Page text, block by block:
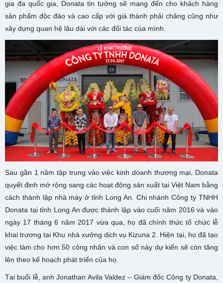
gia đa quốc gia, Donata tin tưởng sẽ mang đến cho khách hàng
sản phẩm độc đáo và cao cấp với giá thành phải chăng cũng như
xây dựng quan hệ lâu dài với các đối tác của mình.
Sau gần 1 năm tập trung vào việc kinh doanh thương mại, Donata
quyết định mở rộng sang các hoạt động sản xuất tại Việt Nam bằng
cách thành lập nhà máy ở tỉnh Long An. Chi nhánh Công ty TNHH
Donata tại tỉnh Long An được thành lập vào cuối năm 2016 và vào
ngày 17 tháng 6 năm 2017 vừa qua, họ đã chính thức tổ chức lễ
khai trương tại Khu nhà xưởng dịch vụ Kizuna 2. Hiện tại, họ đã tạo
việc làm cho hơn 50 công nhân và con số này dự kiến sẽ còn tăng
lên theo kế hoạch phát triển của họ.
Tại buổi lễ, anh Jonathan Avila Valdez – Giám đốc Công ty Donata,